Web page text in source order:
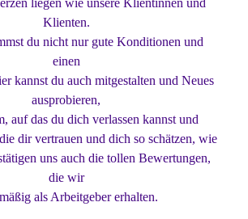
liegen wie unsere Klientinnen und
Klienten.
du nicht nur gute Konditionen und
einen
kannst du auch mitgestalten und Neues
ausprobieren,
auf das du dich verlassen kannst und
dir vertrauen und dich so schätzen, wie
uns auch die tollen Bewertungen,
die wir
als Arbeitgeber erhalten.